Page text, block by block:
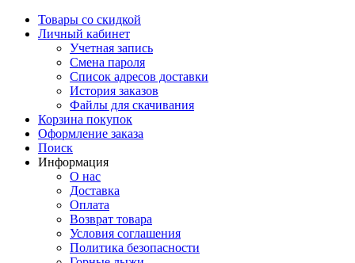
Товары со скидкой
Личный кабинет
Учетная запись
Смена пароля
Список адресов доставки
История заказов
Файлы для скачивания
Корзина покупок
Оформление заказа
Поиск
Информация
О нас
Доставка
Оплата
Возврат товара
Условия соглашения
Политика безопасности